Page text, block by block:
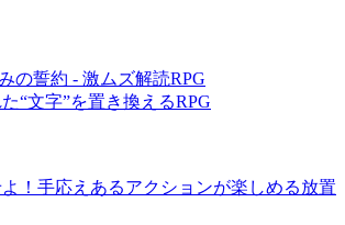
の誓約 - 激ムズ解読RPG
“文字”を置き換えるRPG
！手応えあるアクションが楽しめる放置